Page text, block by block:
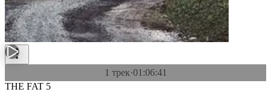
1 трек·01:06:41
THE FAT 5